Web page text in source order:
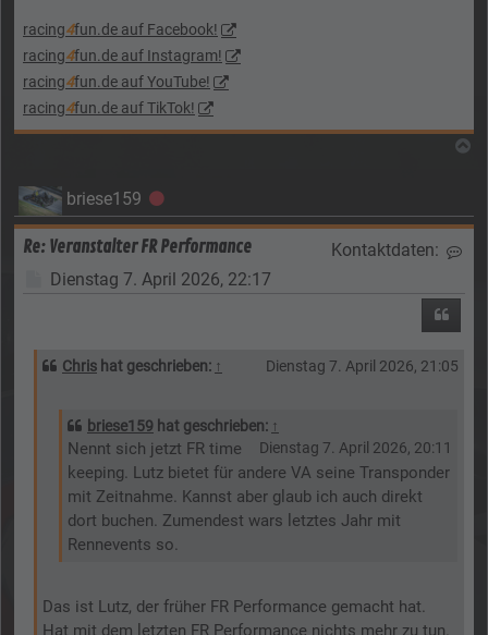
racing4fun.de auf Facebook!
racing4fun.de auf Instagram!
racing4fun.de auf YouTube!
racing4fun.de auf TikTok!
briese159 Offline
Re: Veranstalter FR Performance Kontaktdaten:
Beitrag
Dienstag 7. April 2026, 22:17
Chris hat geschrieben: ↑ Dienstag 7. April 2026, 21:05
briese159 hat geschrieben: ↑
Dienstag 7. April 2026, 20:11
Nennt sich jetzt FR time
keeping. Lutz bietet für andere VA seine Transponder
mit Zeitnahme. Kannst aber glaub ich auch direkt
dort buchen. Zumendest wars letztes Jahr mit
Rennevents so.
Das ist Lutz, der früher FR Performance gemacht hat.
Hat mit dem letzten FR Performance nichts mehr zu tun.